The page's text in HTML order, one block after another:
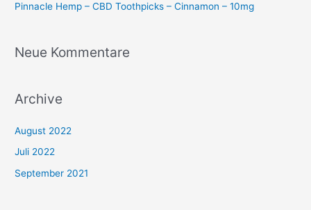
Pinnacle Hemp – CBD Toothpicks – Cinnamon – 10mg
Neue Kommentare
Archive
August 2022
Juli 2022
September 2021